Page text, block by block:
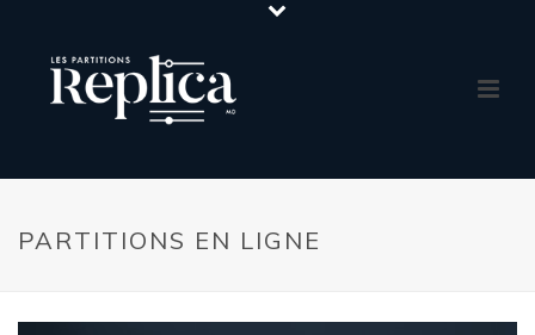
PARTITIONS EN LIGNE